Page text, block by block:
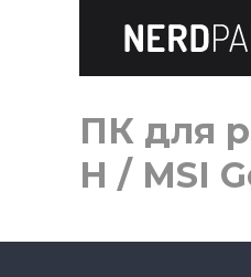
ПК для
H / MSI